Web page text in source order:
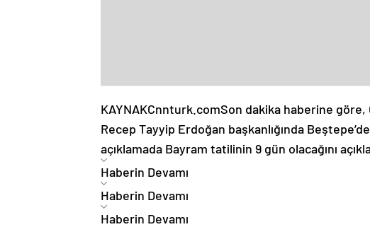
KAYNAKCnnturk.comSon dakika haberine göre,
Recep Tayyip Erdoğan başkanlığında
açıklamada Bayram tatilinin 9 gün olacağını
Haberin Devamı
Haberin Devamı
Haberin Devamı